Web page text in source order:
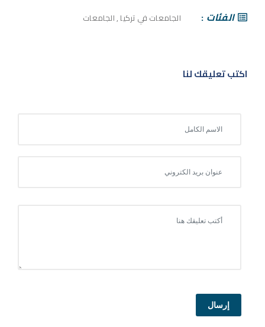
الفئات الجامعات في تركيا ,الجامعات
اكتب تعليقك لنا
إرسال